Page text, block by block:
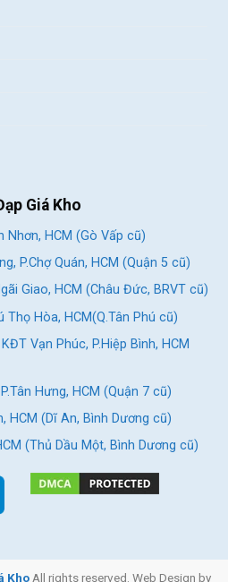
Giá Kho
Nhơn, HCM (Gò Vấp cũ)
P.Chợ Quán, HCM (Quận 5 cũ)
Giao, HCM (Châu Đức, BRVT cũ)
Thọ Hòa, HCM(Q.Tân Phú cũ)
Vạn Phúc, P.Hiệp Bình, HCM
Hưng, HCM (Quận 7 cũ)
HCM (Dĩ An, Bình Dương cũ)
(Thủ Dầu Một, Bình Dương cũ)
Kho All rights reserved. Web Design by